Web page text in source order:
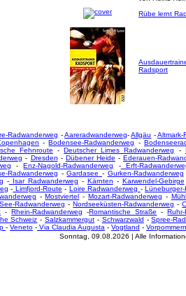
Rübe lernt
Radsport
Radwanderweg -Aareradwanderweg-Allgäu -Altmark-
-Bodensee-Radwanderweg -
Fehnroute -Deutscher Limes Radwanderweg -
- Dresden - Dübener Heide -Ederauen-
-Enz-Nagold-Radwanderweg -Erft-
Radwanderweg -Gardasee - Gurken-Radwanderweg
-Isar Radwanderweg - Kärnten - Karwendel-Gebirge
- Limfjord-Route - Loire Radwanderweg -
-Mostviertel -Mozart-Radwanderweg -
Radwanderweg -Nordseeküsten-Radwanderweg -
-Rhein-Radwanderweg -Romantische Straße -
Schweiz -Salzkammergut - Schwarzwald -Spree-
- Veneto - Via Claudia Augusta - Vogtland - Vorpommern
Sonntag, 09.08.2026 | Alle